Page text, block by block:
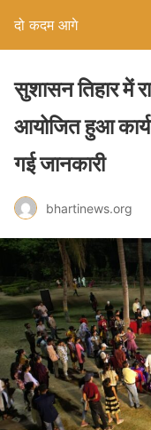
दो कदम आगे
सुशासन तिहार में
आयोजित हुआ
गई जानकारी
bhartinews.org